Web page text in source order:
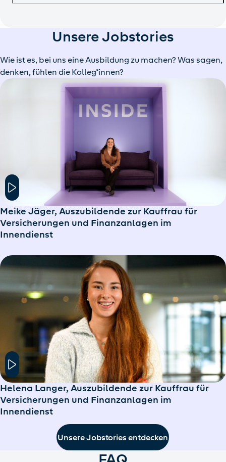
Unsere Jobstories
Wie ist es, bei uns eine Ausbildung zu machen? Was sagen,
denken, fühlen die Kolleg*innen?
Hier klicken um das Modal Fenster zu öffnen
Meike Jäger, Auszubildende zur Kauffrau für
Versicherungen und Finanzanlagen im
Innendienst
Hier klicken um das Modal Fenster zu öffnen
Helena Langer, Auszubildende zur Kauffrau für
Versicherungen und Finanzanlagen im
Innendienst
Unsere Jobstories entdecken